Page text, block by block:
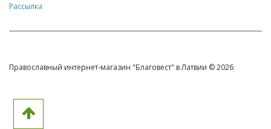
Рассылка
Православный интернет-магазин "Благовест" в Латвии © 2026